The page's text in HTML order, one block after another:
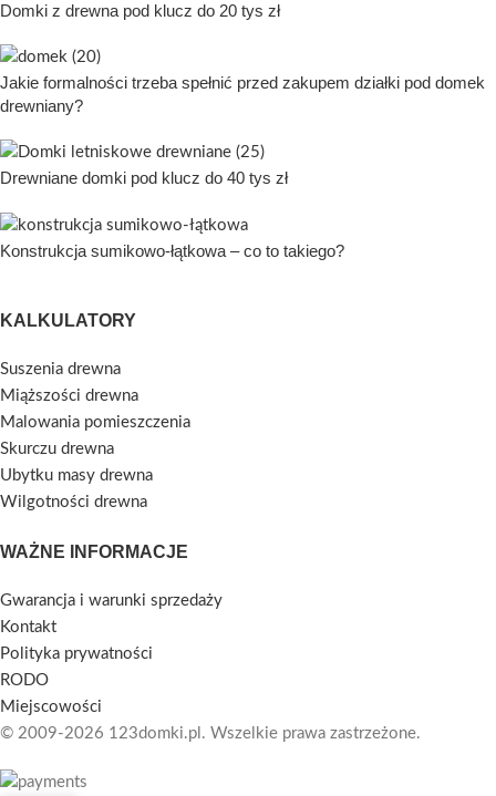
Domki z drewna pod klucz do 20 tys zł
Jakie formalności trzeba spełnić przed zakupem działki pod domek
drewniany?
Drewniane domki pod klucz do 40 tys zł
Konstrukcja sumikowo-łątkowa – co to takiego?
KALKULATORY
Suszenia drewna
Miąższości drewna
Malowania pomieszczenia
Skurczu drewna
Ubytku masy drewna
Wilgotności drewna
WAŻNE INFORMACJE
Gwarancja i warunki sprzedaży
Kontakt
Polityka prywatności
RODO
Miejscowości
© 2009-2026 123domki.pl. Wszelkie prawa zastrzeżone.